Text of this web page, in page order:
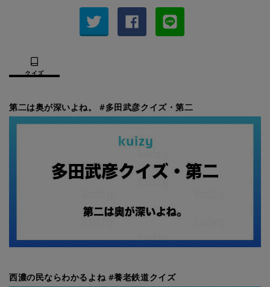
クイズ
第二は奥が深いよね。 #多田武彦クイズ・第二
西濃の民ならわかるよね #養老鉄道クイズ